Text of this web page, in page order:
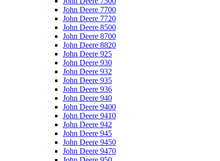
John Deere 7700
John Deere 7720
John Deere 8500
John Deere 8700
John Deere 8820
John Deere 925
John Deere 930
John Deere 932
John Deere 935
John Deere 936
John Deere 940
John Deere 9400
John Deere 9410
John Deere 942
John Deere 945
John Deere 9450
John Deere 9470